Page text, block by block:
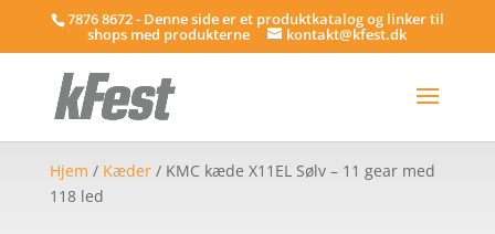
7876 8672 - Denne side er et produktkatalog og linker til
shops med produkterne kontakt@kfest.dk
Hjem / Kæder/ KMC kæde X11EL Sølv – 11 gear med
118 led